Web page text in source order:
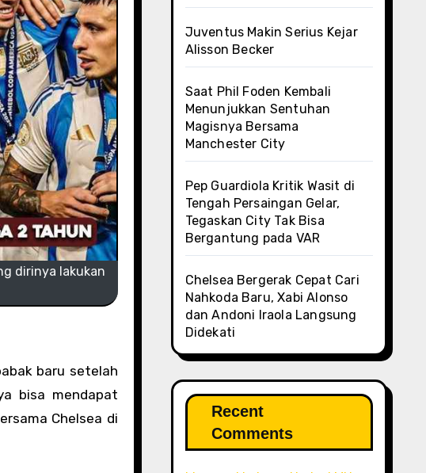
dirinya lakukan
baru setelah
bisa mendapat
Chelsea di
Juventus Makin Serius Kejar
Alisson Becker
Saat Phil Foden Kembali
Menunjukkan Sentuhan
Magisnya Bersama
Manchester City
Pep Guardiola Kritik Wasit di
Tengah Persaingan Gelar,
Tegaskan City Tak Bisa
Bergantung pada VAR
Chelsea Bergerak Cepat Cari
Nahkoda Baru, Xabi Alonso
dan Andoni Iraola Langsung
Didekati
Recent
Comments